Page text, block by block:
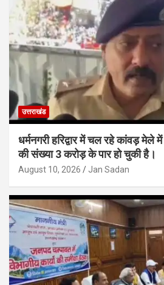
उत्तराखंड
धर्मनगरी हरिद्वार में चल रहे कांवड़ मेले
की संख्या 3 करोड़ के पार हो चुकी है।
August 10, 2026 Jan Sadan